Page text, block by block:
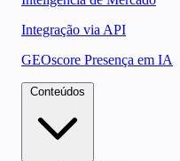
Integração via API
GEOscore Presença em IA